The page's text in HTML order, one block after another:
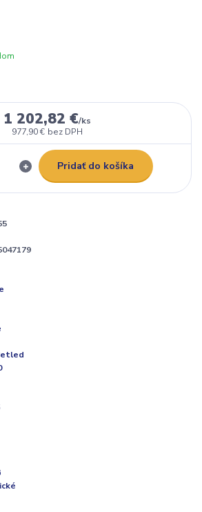
1 202,82 €/ks
977,90 € bez DPH
Pridať do košíka